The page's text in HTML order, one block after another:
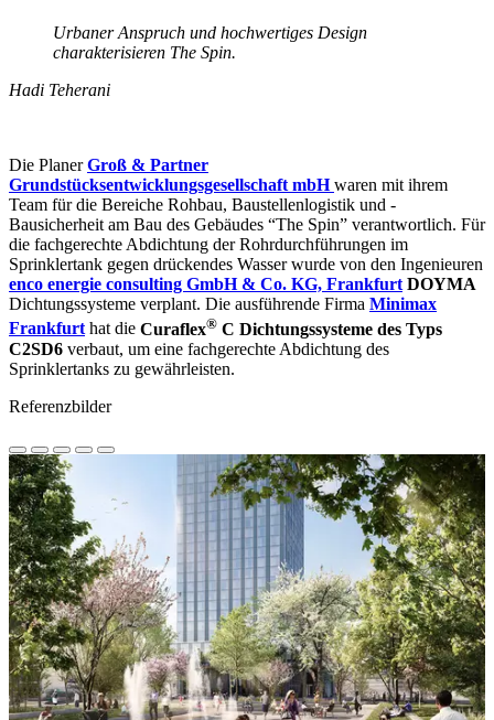
Urbaner Anspruch und hochwertiges Design
charakterisieren The Spin.
Hadi Teherani
Die Planer Groß & Partner
Grundstücksentwicklungsgesellschaft mbHwaren mit ihrem
Team für die Bereiche Rohbau, Baustellenlogistik und -
Bausicherheit am Bau des Gebäudes “The Spin” verantwortlich. Für
die fachgerechte Abdichtung der Rohrdurchführungen im
Sprinklertank gegen drückendes Wasser wurde von den Ingenieuren
enco energie consulting GmbH & Co. KG, FrankfurtDOYMA
Dichtungssysteme verplant. Die ausführende Firma Minimax
Frankfurt hat die Curaflex® C Dichtungssysteme des Typs
C2SD6 verbaut, um eine fachgerechte Abdichtung des
Sprinklertanks zu gewährleisten.
Referenzbilder